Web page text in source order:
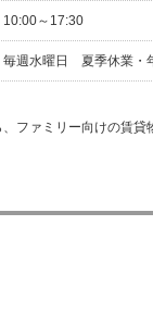
10:00～17:30
毎週水曜日 夏季休業・
ファミリー向けの賃貸